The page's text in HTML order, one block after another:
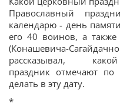
Православный
календарю - день
его 40 воинов, а также
(Конашевича-
рассказывал,
праздник отмечают
делать в эту дату.
*